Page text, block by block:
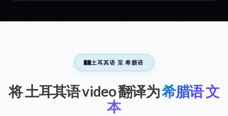
土耳其语 至 希腊语
将 土耳其语 video 翻译为希腊语 文
本